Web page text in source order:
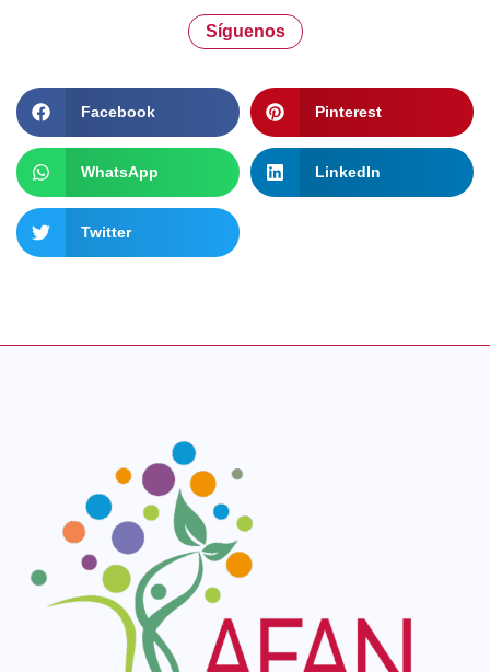
Síguenos
Facebook Pinterest
WhatsApp LinkedIn
Twitter